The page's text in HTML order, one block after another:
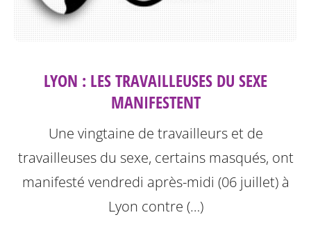
LYON : LES TRAVAILLEUSES DU SEXE
MANIFESTENT
Une vingtaine de travailleurs et de
travailleuses du sexe, certains masqués, ont
manifesté vendredi après-midi (06 juillet) à
Lyon contre (…)